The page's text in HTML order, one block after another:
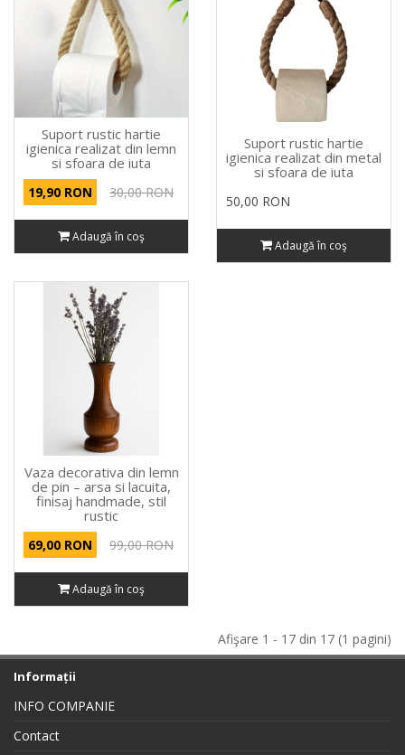
Suport rustic hartie
igienica realizat din lemn
si sfoara de iuta
19,90 RON 30,00 RON
Adaugă în coş
Suport rustic hartie
igienica realizat din metal
si sfoara de iuta
50,00 RON
Adaugă în coş
Vaza decorativa din lemn
de pin – arsa si lacuita,
finisaj handmade, stil
rustic
69,00 RON 99,00 RON
Adaugă în coş
Afişare 1 - 17 din 17 (1 pagini)
Informații
INFO COMPANIE
Contact